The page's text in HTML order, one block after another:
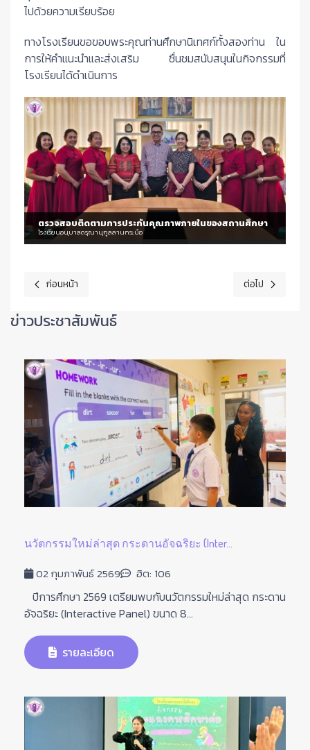
ไปด้วยความเรียบร้อย
ทางโรงเรียนขอขอบพระคุณท่านศึกษานิเทศก์ทั้งสองท่าน ใน
การให้คำแนะนำและส่งเสริม ชื่นชมสนับสนุนในกิจกรรมที่
โรงเรียนได้ดำเนินการ
ตรวจสอบติดตามการประกันคุณภาพภายในของสถานศึกษา
โรงเรียนอนุบาลดรุณานุกูลลานกระบือ
เนื้อหาก่อนหน้า: ผลงานเล่านิทานสั้นของนักเรียน
ก่อนหน้า เนื้อหาถัดไป: 1 มิ
ต่อไป
ข่าวประชาสัมพันธ์
นวัตกรรมใหม่ล่าสุด กระดานอัจฉริยะ (Inter...
02 กุมภาพันธ์ 2569 ฮิต: 106
ปีการศึกษา 2569 เตรียมพบกับนวัตกรรมใหม่ล่าสุด กระดาน
อัจฉริยะ (Interactive Panel) ขนาด 8...
รายละเอียด